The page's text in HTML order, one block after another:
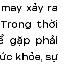
xảy ra
thời
gặp phải
khỏe, sự